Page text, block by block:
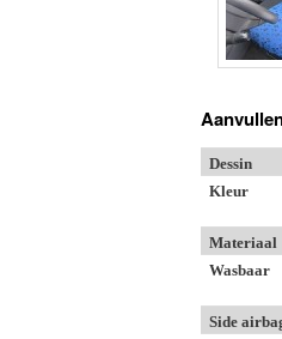
Dessin
Kleur
Materiaal
Wasbaar
Side